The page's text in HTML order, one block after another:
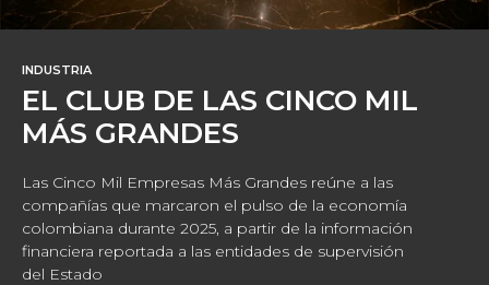
INDUSTRIA
EL CLUB DE LAS CINCO MIL
MÁS GRANDES
Las Cinco Mil Empresas Más Grandes reúne a las
compañías que marcaron el pulso de la economía
colombiana durante 2025, a partir de la información
financiera reportada a las entidades de supervisión
del Estado